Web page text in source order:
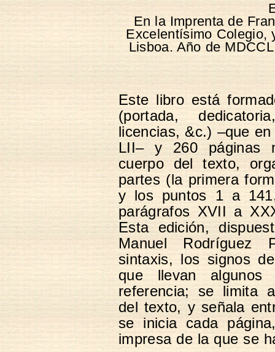
En la Imprenta de
Excelentísimo Colegio,
Lisboa. Año de
Este libro está
(portada,
licencias, &c.) –que
LII– y 260 páginas
cuerpo del texto,
partes (la primera
y los puntos 1 a
parágrafos XVII a
Esta edición,
Manuel Rodríguez
sintaxis, los signos
que llevan
referencia; se limita
del texto, y señala
se inicia cada
impresa de la que se